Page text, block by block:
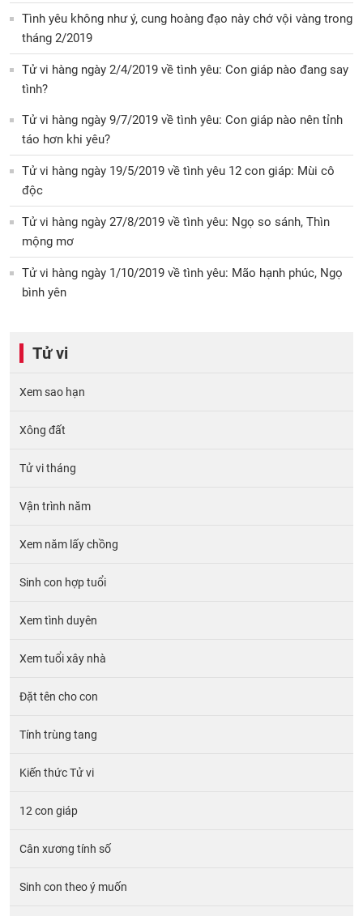
Tình yêu không như ý, cung hoàng đạo này chớ vội vàng trong
tháng 2/2019
Tử vi hàng ngày 2/4/2019 về tình yêu: Con giáp nào đang say
tình?
Tử vi hàng ngày 9/7/2019 về tình yêu: Con giáp nào nên tỉnh
táo hơn khi yêu?
Tử vi hàng ngày 19/5/2019 về tình yêu 12 con giáp: Mùi cô
độc
Tử vi hàng ngày 27/8/2019 về tình yêu: Ngọ so sánh, Thìn
mộng mơ
Tử vi hàng ngày 1/10/2019 về tình yêu: Mão hạnh phúc, Ngọ
bình yên
Tử vi
Xem sao hạn
Xông đất
Tử vi tháng
Vận trình năm
Xem năm lấy chồng
Sinh con hợp tuổi
Xem tình duyên
Xem tuổi xây nhà
Đặt tên cho con
Tính trùng tang
Kiến thức Tử vi
12 con giáp
Cân xương tính số
Sinh con theo ý muốn